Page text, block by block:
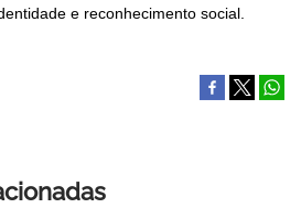
e reconhecimento social.